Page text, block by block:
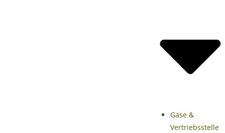
Gase &
Vertriebsstelle